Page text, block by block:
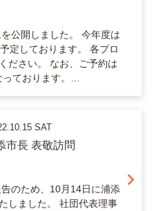
公開しました。 今年度は
定しております。 各プロ
ださい。 なお、ご予約は
ております。…
SAT
市長 表敬訪問
のため、10月14日に浦添
しました。 社団代表理事